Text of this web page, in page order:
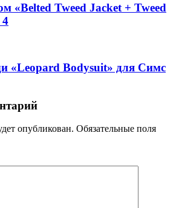
«Belted Tweed Jacket + Tweed
4
«Leopard Bodysuit» для Симс
опубликован. Обязательные поля